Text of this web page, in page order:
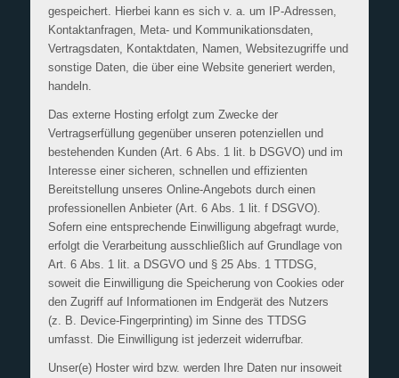
gespeichert. Hierbei kann es sich v. a. um IP-Adressen,
Kontaktanfragen, Meta- und Kommunikationsdaten,
Vertragsdaten, Kontaktdaten, Namen, Websitezugriffe und
sonstige Daten, die über eine Website generiert werden,
handeln.
Das externe Hosting erfolgt zum Zwecke der
Vertragserfüllung gegenüber unseren potenziellen und
bestehenden Kunden (Art. 6 Abs. 1 lit. b DSGVO) und im
Interesse einer sicheren, schnellen und effizienten
Bereitstellung unseres Online-Angebots durch einen
professionellen Anbieter (Art. 6 Abs. 1 lit. f DSGVO).
Sofern eine entsprechende Einwilligung abgefragt wurde,
erfolgt die Verarbeitung ausschließlich auf Grundlage von
Art. 6 Abs. 1 lit. a DSGVO und § 25 Abs. 1 TTDSG,
soweit die Einwilligung die Speicherung von Cookies oder
den Zugriff auf Informationen im Endgerät des Nutzers
(z. B. Device-Fingerprinting) im Sinne des TTDSG
umfasst. Die Einwilligung ist jederzeit widerrufbar.
Unser(e) Hoster wird bzw. werden Ihre Daten nur insoweit